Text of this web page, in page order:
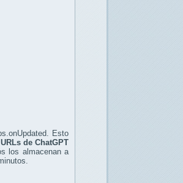
Esto
de ChatGPT
los almacenan a